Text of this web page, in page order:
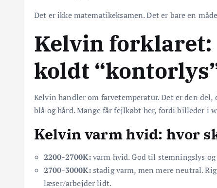
Det er ikke matematikeksamen. Det er bare en
Kelvin forklaret:
koldt
Kelvin handler om farvetemperatur. Det er den
blå og hård. Mange får fejlkøbt her, fordi billeder i
Kelvin varm hvid: hvor
2200-2700K:varm hvid. God til stemningslys
2700-3000K:stadig varm, men mere neutral.
læser/arbejder lidt.